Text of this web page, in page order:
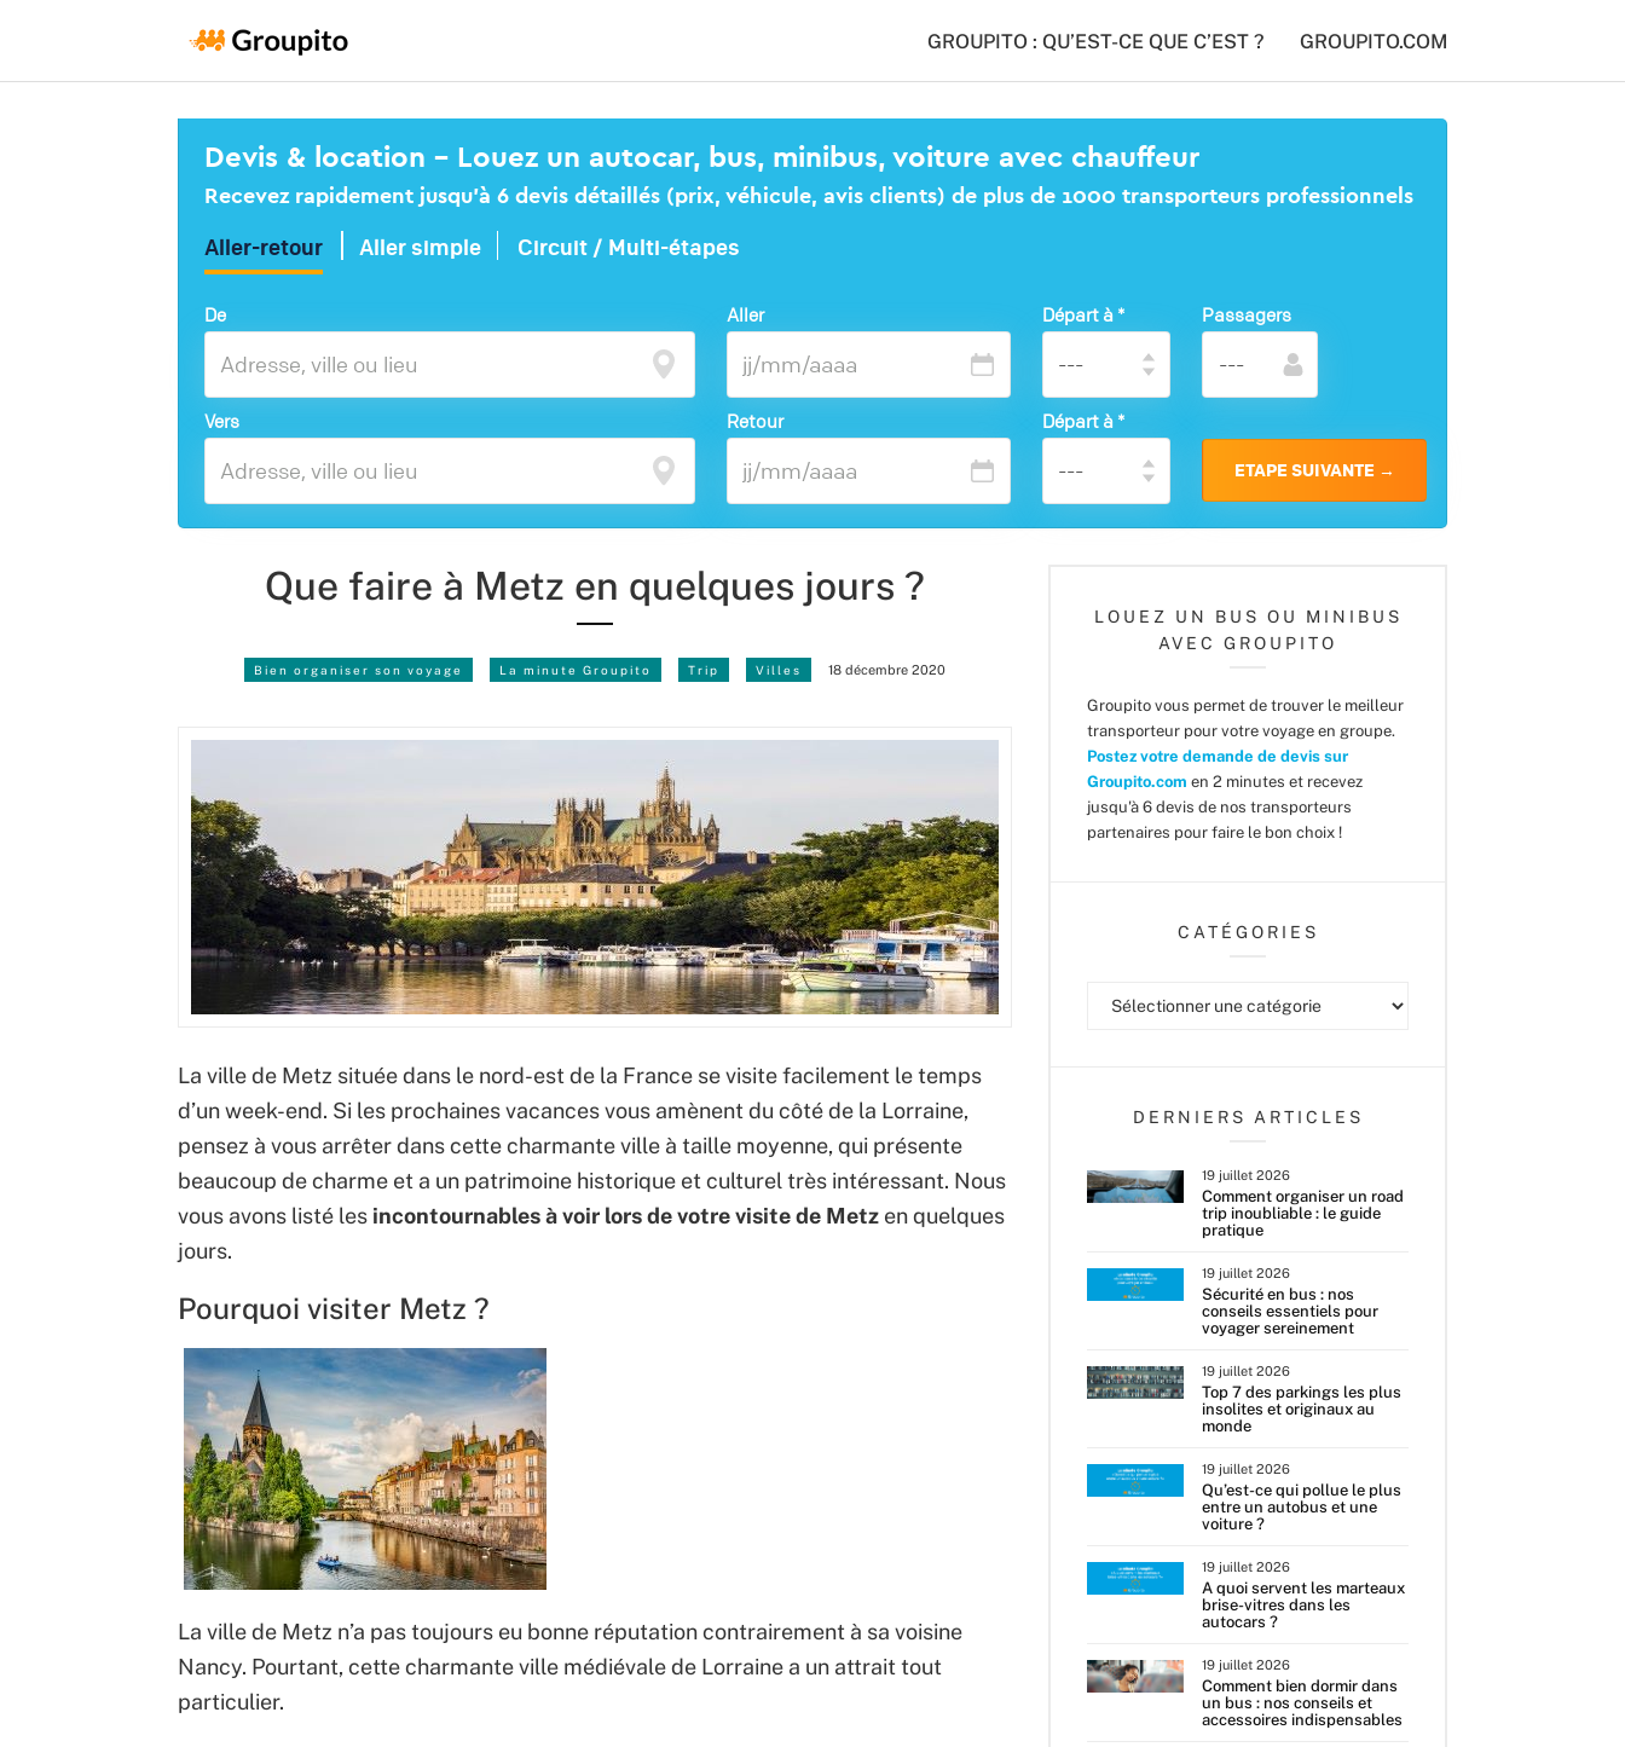
GROUPITO : QU’EST-CE QUE C’EST ? GROUPITO.COM
Devis & location – Louez un autocar, bus, minibus, voiture avec chauffeur
Recevez rapidement jusqu’à 6 devis détaillés (prix, véhicule, avis clients) de plus de 1000 transporteurs professionnels
Aller-retour Aller simple Circuit / Multi-étapes
De
Vers
Aller Départ à *
Retour Départ à *
Passagers
Que faire à Metz en quelques jours ?
Bien organiser son voyage La minute Groupito Trip Villes 18 décembre 2020
La ville de Metz située dans le nord-est de la France se visite facilement le temps
d’un week-end. Si les prochaines vacances vous amènent du côté de la Lorraine,
pensez à vous arrêter dans cette charmante ville à taille moyenne, qui présente
beaucoup de charme et a un patrimoine historique et culturel très intéressant. Nous
vous avons listé les incontournables à voir lors de votre visite de Metz en quelques
jours.
Pourquoi visiter Metz ?
La ville de Metz n’a pas toujours eu bonne réputation contrairement à sa voisine
Nancy. Pourtant, cette charmante ville médiévale de Lorraine a un attrait tout
particulier.
LOUEZ UN BUS OU MINIBUS
AVEC GROUPITO
Groupito vous permet de trouver le meilleur
transporteur pour votre voyage en groupe.
Postez votre demande de devis sur
Groupito.com en 2 minutes et recevez
jusqu'à 6 devis de nos transporteurs
partenaires pour faire le bon choix !
CATÉGORIES
DERNIERS ARTICLES
19 juillet 2026
Comment organiser un road
trip inoubliable : le guide
pratique
19 juillet 2026
Sécurité en bus : nos
conseils essentiels pour
voyager sereinement
19 juillet 2026
Top 7 des parkings les plus
insolites et originaux au
monde
19 juillet 2026
Qu’est-ce qui pollue le plus
entre un autobus et une
voiture ?
19 juillet 2026
A quoi servent les marteaux
brise-vitres dans les
autocars ?
19 juillet 2026
Comment bien dormir dans
un bus : nos conseils et
accessoires indispensables